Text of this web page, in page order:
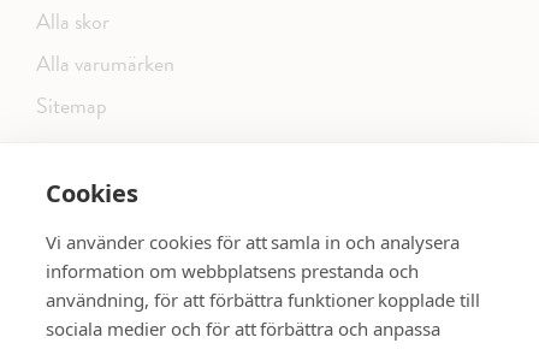
Cookies
Vi använder cookies för att samla in och analysera
information om webbplatsens prestanda och
användning, för att förbättra funktioner kopplade till
sociala medier och för att förbättra och anpassa
Alla skor
Alla varumärken
Sitemap
FÖLJ OSS PÅ SOCIALA MEDIER
SE MER SKOR: dinsko.se